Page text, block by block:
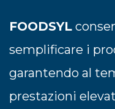
FOODSYL
semplificare i
garantendo al
prestazioni